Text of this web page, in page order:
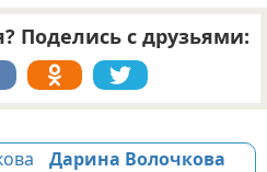
Поделись с друзьями:
Дарина Волочкова